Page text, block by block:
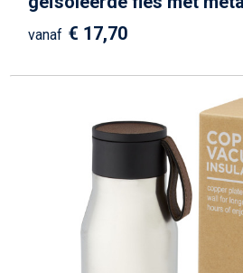
vanaf € 17,70